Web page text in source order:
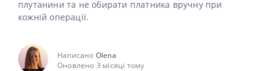
плутанини та не обирати платника вручну при
кожній операції.
Написано Olena
Оновлено 3 місяці тому